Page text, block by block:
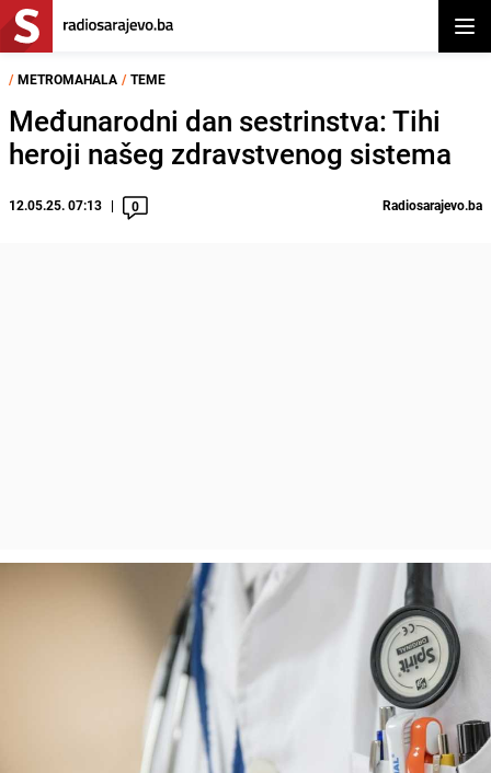
/ METROMAHALA / TEME
Međunarodni dan sestrinstva: Tihi
heroji našeg zdravstvenog sistema
12.05.25. 07:13 0 Radiosarajevo.ba